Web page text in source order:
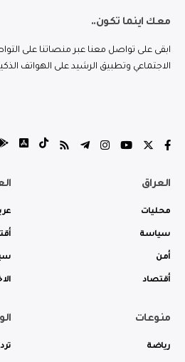
معك اينما تكون..
ابقى على تواصل معنا عبر منصاتنا على
الاجتماعي وتطبيق الرشيد على الهواتف
العراق
محليات
سياسة
أمن
أقتصاد
منوعات
رياضة